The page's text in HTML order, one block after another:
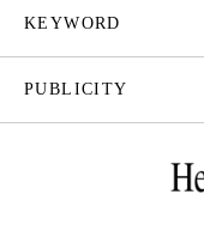
KEYWORD
PUBLICITY